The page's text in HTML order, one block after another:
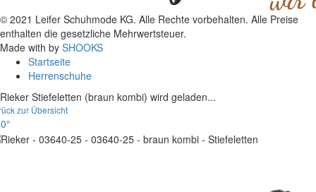
© 2021 Leifer Schuhmode KG. Alle Rechte vorbehalten. Alle Preise
enthalten die gesetzliche Mehrwertsteuer.
Made with by SHOOKS
Startseite
Herrenschuhe
Rieker Stiefeletten (braun kombi) wird geladen...
zur Übersicht